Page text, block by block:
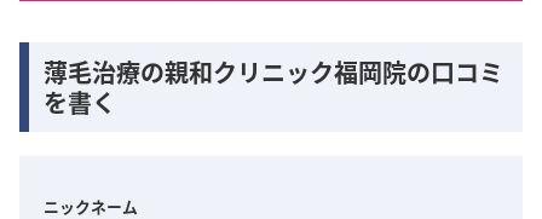
薄毛治療の親和クリニック福岡院の口コミ
を書く
ニックネーム